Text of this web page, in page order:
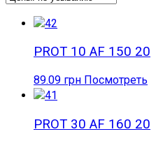
PROT 10 AF 150 20
89.09 грн Посмотреть
PROT 30 AF 160 20